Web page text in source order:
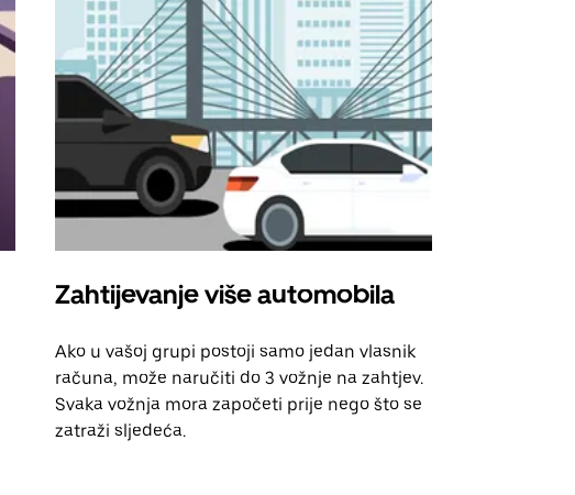
Zahtijevanje više automobila
Ako u vašoj grupi postoji samo jedan vlasnik
računa, može naručiti do 3 vožnje na zahtjev.
Svaka vožnja mora započeti prije nego što se
zatraži sljedeća.